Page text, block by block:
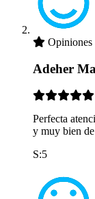
Opiniones
Adeher
Perfecta
y muy bien
S:5